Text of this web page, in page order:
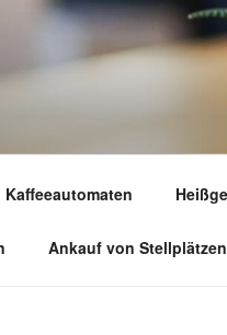
Kaffeeautomaten
Ankauf von Stellplätzen